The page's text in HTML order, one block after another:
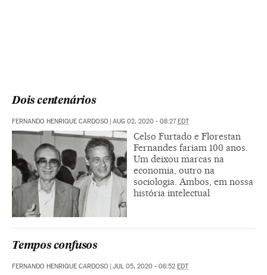
Dois centenários
FERNANDO HENRIQUE CARDOSO AUG 02, 2020 - 08:27 EDT
Celso Furtado e Florestan
Fernandes fariam 100 anos.
Um deixou marcas na
economia, outro na
sociologia. Ambos, em nossa
história intelectual
Tempos confusos
FERNANDO HENRIQUE CARDOSO JUL 05, 2020 - 06:52 EDT